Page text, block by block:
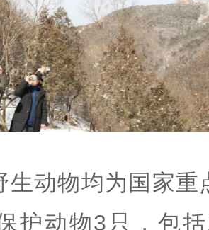
生动物均为国家重
护动物3只，包